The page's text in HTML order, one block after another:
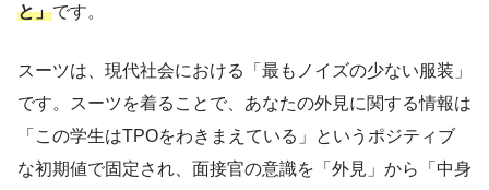
と」です。
スーツは、現代社会における「最もノイズの少ない服装」
です。スーツを着ることで、あなたの外見に関する情報は
「この学生はTPOをわきまえている」というポジティブ
な初期値で固定され、面接官の意識を「外見」から「中身